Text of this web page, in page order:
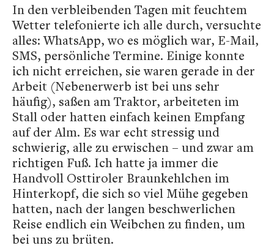
In den verbleibenden Tagen mit feuchtem
Wetter telefonierte ich alle durch, versuchte
alles: WhatsApp, wo es möglich war, E-Mail,
SMS, persönliche Termine. Einige konnte
ich nicht erreichen, sie waren gerade in der
Arbeit (Nebenerwerb ist bei uns sehr
häufig), saßen am Traktor, arbeiteten im
Stall oder hatten einfach keinen Empfang
auf der Alm. Es war echt stressig und
schwierig, alle zu erwischen – und zwar am
richtigen Fuß. Ich hatte ja immer die
Handvoll Osttiroler Braunkehlchen im
Hinterkopf, die sich so viel Mühe gegeben
hatten, nach der langen beschwerlichen
Reise endlich ein Weibchen zu finden, um
bei uns zu brüten.